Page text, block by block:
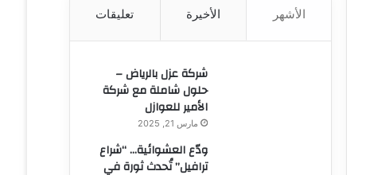
الأشهر الأخيرة تعليقات
شركة عزل بالرياض –
حلول شاملة مع شركة
الأمير للعوازل
مارس 21, 2025
ودّع العشوائية… “شراع
ترافيل” تُحدث ثورة في